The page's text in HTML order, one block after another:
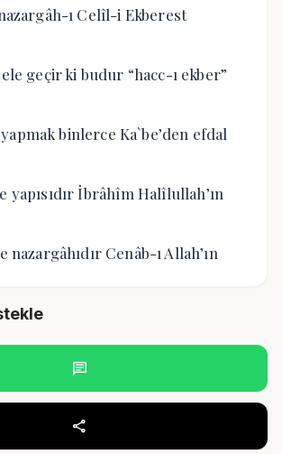
ı Celîl-i Ekberest
geçir ki budur “hacc-ı ekber”
binlerce Ka`be’den efdal
yapısıdır İbrâhîm Halîlullah’ın
nazargâhıdır Cenâb-ı Allah’ın
chat
share